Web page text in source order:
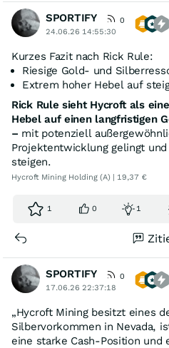
SPORTIFY
0
24.06.26 14:55:30
Kurzes Fazit nach Rick Rule:
Riesige Gold- und
Extrem hoher Hebel auf
Rick Rule sieht Hycroft als
Hebel auf einen langfristigen
– mit potenziell
Projektentwicklung gelingt
steigen.
Hycroft Mining Holding (A) | 19,37 €
1 0 1
SPORTIFY
0
17.06.26 22:37:18
„Hycroft Mining besitzt eines
Silbervorkommen in Nevada,
eine starke Cash-Position und